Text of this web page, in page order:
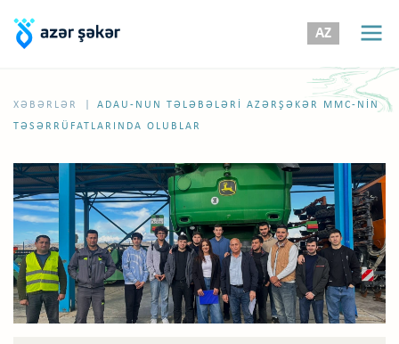
AZ
XƏBƏRLƏR
ADAU-NUN TƏLƏBƏLƏRI AZƏRŞƏKƏR MMC-NIN
TƏSƏRRÜFATLARINDA OLUBLAR